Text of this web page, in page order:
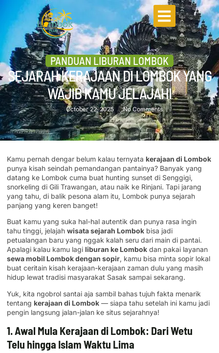
PANDUAN LIBURAN LOMBOK
SEJARAH KERAJAAN DI LOMBOK YANG
WAJIB KAMU JELAJAHI
October 22, 2025 No Comments
Kamu pernah dengar belum kalau ternyata kerajaan di Lombok
punya kisah seindah pemandangan pantainya? Banyak yang
datang ke Lombok cuma buat hunting sunset di Senggigi,
snorkeling di Gili Trawangan, atau naik ke Rinjani. Tapi jarang
yang tahu, di balik pesona alam itu, Lombok punya sejarah
panjang yang keren banget!
Buat kamu yang suka hal-hal autentik dan punya rasa ingin
tahu tinggi, jelajah wisata sejarah Lombok bisa jadi
petualangan baru yang nggak kalah seru dari main di pantai.
Apalagi kalau kamu lagi liburan ke Lombok dan pakai layanan
sewa mobil Lombok dengan sopir, kamu bisa minta sopir lokal
buat ceritain kisah kerajaan-kerajaan zaman dulu yang masih
hidup lewat tradisi masyarakat Sasak sampai sekarang.
Yuk, kita ngobrol santai aja sambil bahas tujuh fakta menarik
tentang kerajaan di Lombok — siapa tahu setelah ini kamu jadi
pengin langsung jalan-jalan ke situs sejarahnya!
1. Awal Mula Kerajaan di Lombok: Dari Wetu
Telu hingga Islam Waktu Lima